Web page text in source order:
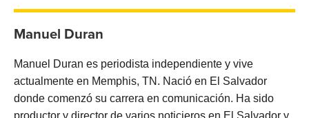
Manuel Duran
Manuel Duran es periodista independiente y vive
actualmente en Memphis, TN. Nació en El Salvador
donde comenzó su carrera en comunicación. Ha sido
productor y director de varios noticieros en El Salvador y